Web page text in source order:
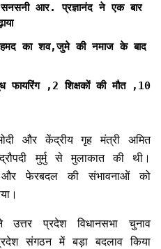
आर. प्रज्ञानंद ने एक बार
का शव,जुमे की नमाज के बाद
फायरिंग ,2 शिक्षकों की मौत ,10
और केंद्रीय गृह मंत्री अमित
मुर्मु से मुलाकात की थी।
और फेरबदल की संभावनाओं को
उत्तर प्रदेश विधानसभा चुनाव
संगठन में बड़ा बदलाव किया